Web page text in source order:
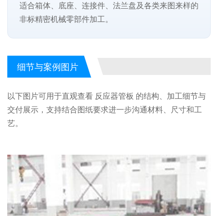
适合箱体、底座、连接件、法兰盘及各类来图来样的
非标精密机械零部件加工。
细节与案例图片
以下图片可用于直观查看 反应器管板 的结构、加工细节与
交付展示，支持结合图纸要求进一步沟通材料、尺寸和工
艺。